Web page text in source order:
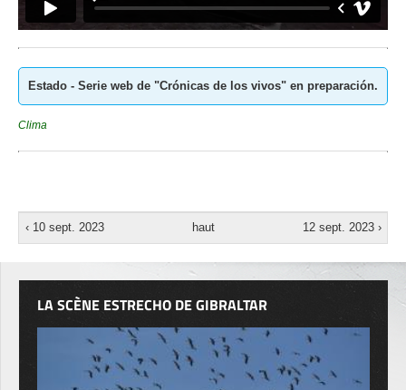
Estado - Serie web de "Crónicas de los vivos" en preparación.
Clima
‹ 10 sept. 2023 haut 12 sept. 2023 ›
LA SCÈNE ESTRECHO DE GIBRALTAR